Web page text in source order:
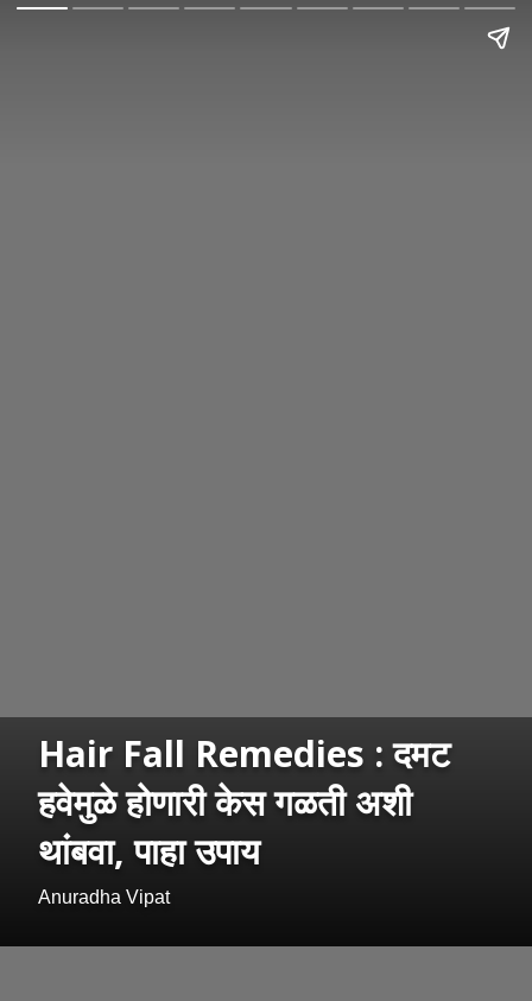
Hair Fall Remedies : दमट
हवेमुळे होणारी केस गळती अशी
थांबवा, पाहा उपाय
Anuradha Vipat